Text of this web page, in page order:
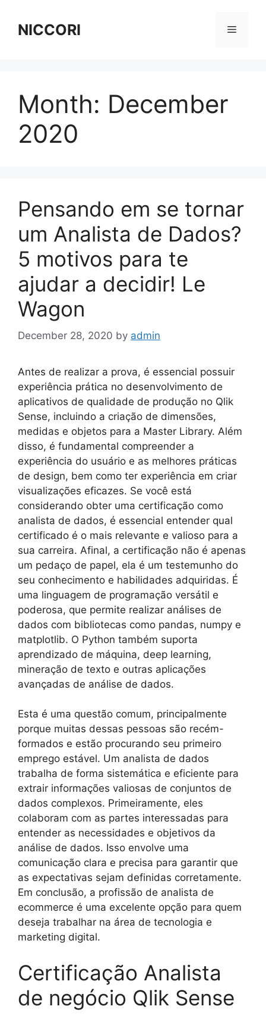
contentNICCORI Menu
Month: December
2020
Pensando em se tornar
um Analista de Dados?
5 motivos para te
ajudar a decidir! Le
Wagon
December 28, 2020 by admin
Antes de realizar a prova, é essencial possuir
experiência prática no desenvolvimento de
aplicativos de qualidade de produção no Qlik
Sense, incluindo a criação de dimensões,
medidas e objetos para a Master Library. Além
disso, é fundamental compreender a
experiência do usuário e as melhores práticas
de design, bem como ter experiência em criar
visualizações eficazes. Se você está
considerando obter uma certificação como
analista de dados, é essencial entender qual
certificado é o mais relevante e valioso para a
sua carreira. Afinal, a certificação não é apenas
um pedaço de papel, ela é um testemunho do
seu conhecimento e habilidades adquiridas. É
uma linguagem de programação versátil e
poderosa, que permite realizar análises de
dados com bibliotecas como pandas, numpy e
matplotlib. O Python também suporta
aprendizado de máquina, deep learning,
mineração de texto e outras aplicações
avançadas de análise de dados.
Esta é uma questão comum, principalmente
porque muitas dessas pessoas são recém-
formados e estão procurando seu primeiro
emprego estável. Um analista de dados
trabalha de forma sistemática e eficiente para
extrair informações valiosas de conjuntos de
dados complexos. Primeiramente, eles
colaboram com as partes interessadas para
entender as necessidades e objetivos da
análise de dados. Isso envolve uma
comunicação clara e precisa para garantir que
as expectativas sejam definidas corretamente.
Em conclusão, a profissão de analista de
ecommerce é uma excelente opção para quem
deseja trabalhar na área de tecnologia e
marketing digital.
Certificação Analista
de negócio Qlik Sense